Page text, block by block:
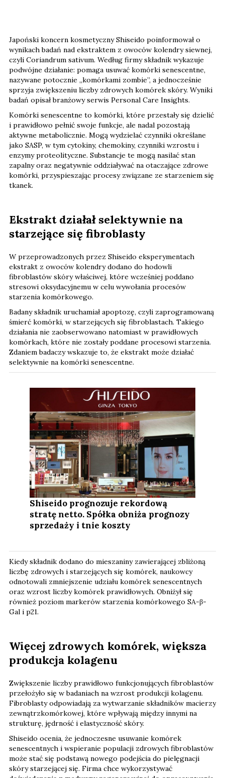
Japoński koncern kosmetyczny Shiseido poinformował o
wynikach badań nad ekstraktem z owoców kolendry siewnej,
czyli Coriandrum sativum. Według firmy składnik wykazuje
podwójne działanie: pomaga usuwać komórki senescentne,
nazywane potocznie „komórkami zombie”, a jednocześnie
sprzyja zwiększeniu liczby zdrowych komórek skóry. Wyniki
badań opisał branżowy serwis Personal Care Insights.
Komórki senescentne to komórki, które przestały się dzielić
i prawidłowo pełnić swoje funkcje, ale nadal pozostają
aktywne metabolicznie. Mogą wydzielać czynniki określane
jako SASP, w tym cytokiny, chemokiny, czynniki wzrostu i
enzymy proteolityczne. Substancje te mogą nasilać stan
zapalny oraz negatywnie oddziaływać na otaczające zdrowe
komórki, przyspieszając procesy związane ze starzeniem się
tkanek.
Ekstrakt działał selektywnie na
starzejące się fibroblasty
W przeprowadzonych przez Shiseido eksperymentach
ekstrakt z owoców kolendry dodano do hodowli
fibroblastów skóry właściwej, które wcześniej poddano
stresowi oksydacyjnemu w celu wywołania procesów
starzenia komórkowego.
Badany składnik uruchamiał apoptozę, czyli zaprogramowaną
śmierć komórki, w starzejących się fibroblastach. Takiego
działania nie zaobserwowano natomiast w prawidłowych
komórkach, które nie zostały poddane procesowi starzenia.
Zdaniem badaczy wskazuje to, że ekstrakt może działać
selektywnie na komórki senescentne.
Shiseido prognozuje rekordową
stratę netto. Spółka obniża prognozy
sprzedaży i tnie koszty
Kiedy składnik dodano do mieszaniny zawierającej zbliżoną
liczbę zdrowych i starzejących się komórek, naukowcy
odnotowali zmniejszenie udziału komórek senescentnych
oraz wzrost liczby komórek prawidłowych. Obniżył się
również poziom markerów starzenia komórkowego SA-β-
Gal i p21.
Więcej zdrowych komórek, większa
produkcja kolagenu
Zwiększenie liczby prawidłowo funkcjonujących fibroblastów
przełożyło się w badaniach na wzrost produkcji kolagenu.
Fibroblasty odpowiadają za wytwarzanie składników macierzy
zewnątrzkomórkowej, które wpływają między innymi na
strukturę, jędrność i elastyczność skóry.
Shiseido ocenia, że jednoczesne usuwanie komórek
senescentnych i wspieranie populacji zdrowych fibroblastów
może stać się podstawą nowego podejścia do pielęgnacji
skóry starzejącej się. Firma chce wykorzystywać